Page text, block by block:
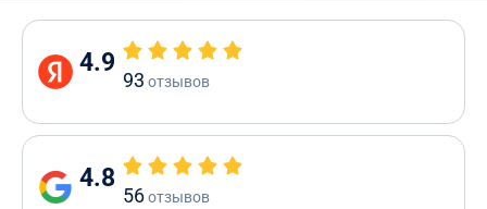
4.9
93 отзывов
4.8
56отзывов